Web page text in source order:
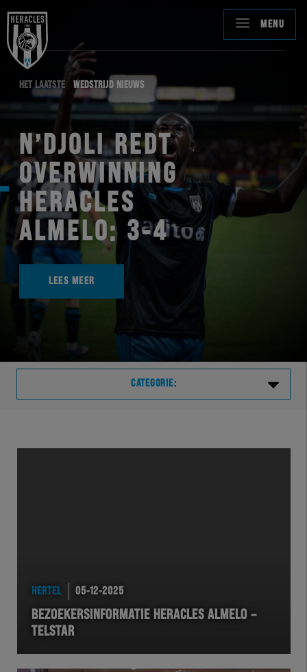
MENU
HET LAATSTE WEDSTRIJD NIEUWS
N’DJOLI REDT
OVERWINNING
HERACLES
ALMELO: 3-4
LEES MEER
CATEGORIE:
EXCHER
HERTEL 05-12-2025
BEZOEKERSINFORMATIE HERACLES ALMELO –
TELSTAR